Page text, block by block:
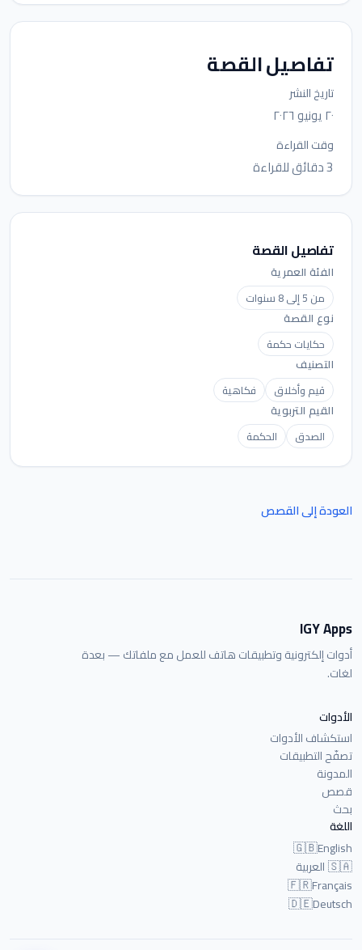
تفاصيل القصة
تاريخ النشر
٢٠ يونيو ٢٠٢٦
وقت القراءة
3 دقائق للقراءة
تفاصيل القصة
الفئة العمرية
من 5 إلى 8 سنوات
نوع القصة
حكايات حكمة
التصنيف
قيم وأخلاق
فكاهية
القيم التربوية
الصدق
الحكمة
العودة إلى القصص
IGY Apps
أدوات إلكترونية وتطبيقات هاتف للعمل مع ملفاتك — بعدة
لغات.
الأدوات
استكشاف الأدوات
تصفّح التطبيقات
المدونة
قصص
بحث
اللغة
🇬🇧English
🇸🇦العربية
🇫🇷Français
🇩🇪Deutsch